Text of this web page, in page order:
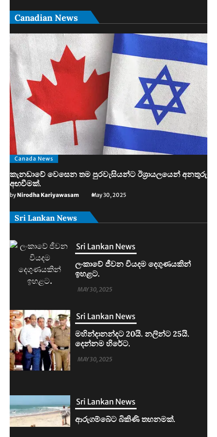
Canadian News
Canada News
කැනඩාවේ වෙසෙන තම පුරවැසියන්ට ඊශ්‍රායලයෙන් අනතුරු
අඟවීමක්.
by Nirodha Kariyawasam May 30, 2025
Sri Lankan News
Sri Lankan News
මහින්දානන්දට 20යි. නලින්ට 25යි.
දෙන්නම හිරේට.
MAY 30, 2025
Sri Lankan News
ආරුගම්බේට බිකිණි තහනමක්.
MAY 30, 2025
Sri Lankan News